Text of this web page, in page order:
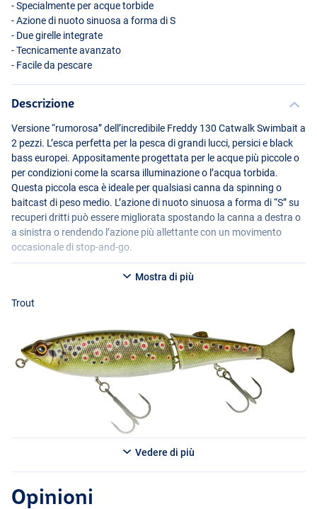
Fire Perch
- Specialmente per acque torbide
- Azione di nuoto sinuosa a forma di S
- Due girelle integrate
- Tecnicamente avanzato
- Facile da pescare
Descrizione
Versione “rumorosa” dell’incredibile Freddy 130 Catwalk Swimbait a
2 pezzi. L’esca perfetta per la pesca di grandi lucci, persici e black
bass europei. Appositamente progettata per le acque più piccole o
per condizioni come la scarsa illuminazione o l’acqua torbida.
Questa piccola esca è ideale per qualsiasi canna da spinning o
baitcast di peso medio. L’azione di nuoto sinuosa a forma di “S” su
recuperi dritti può essere migliorata spostando la canna a destra o
a sinistra o rendendo l’azione più allettante con un movimento
occasionale di stop-and-go.
Le due girelle integrate da 30 libbre ruotano di 360 gradi, riducendo
combattimenti acrobatici. Ha la densità per lanciare lontano e con
strutture e rive alberate. Per rendere l’esca ancora più versatile, è
possibile aggiungere un John Weight sulla girella per esplorare
strati d’acqua più profondi. Questa Swimbait è tecnicamente
avanzata e allo stesso tempo facile da pescare!
Mostra di più
Trout
Vedere di più
Opinioni